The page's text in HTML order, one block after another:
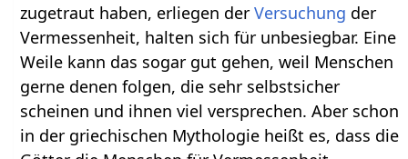
zugetraut haben, erliegen derVersuchung der
Vermessenheit, halten sich für unbesiegbar. Eine
Weile kann das sogar gut gehen, weil Menschen
gerne denen folgen, die sehr selbstsicher
scheinen und ihnen viel versprechen. Aber schon
in der griechischen Mythologie heißt es, dass die